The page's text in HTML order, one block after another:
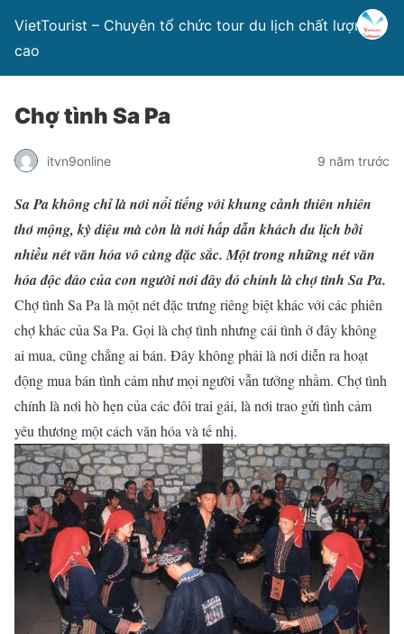
VietTourist – Chuyên tổ chức tour du lịch chất lượng
cao
Chợ tình Sa Pa
itvn9online 9 năm trước
Sa Pa không chỉ là nơi nổi tiếng với khung cảnh thiên nhiên
thơ mộng, kỳ diệu mà còn là nơi hấp dẫn khách du lịch bởi
nhiều nét văn hóa vô cùng đặc sắc. Một trong những nét văn
hóa độc đáo của con người nơi đây đó chính là chợ tình Sa Pa.
Chợ tình Sa Pa là một nét đặc trưng riêng biệt khác với các phiên
chợ khác của Sa Pa. Gọi là chợ tình nhưng cái tình ở đây không
ai mua, cũng chẳng ai bán. Đây không phải là nơi diễn ra hoạt
động mua bán tình cảm như mọi người vẫn tưởng nhầm. Chợ tình
chính là nơi hò hẹn của các đôi trai gái, là nơi trao gửi tình cảm
yêu thương một cách văn hóa và tế nhị.